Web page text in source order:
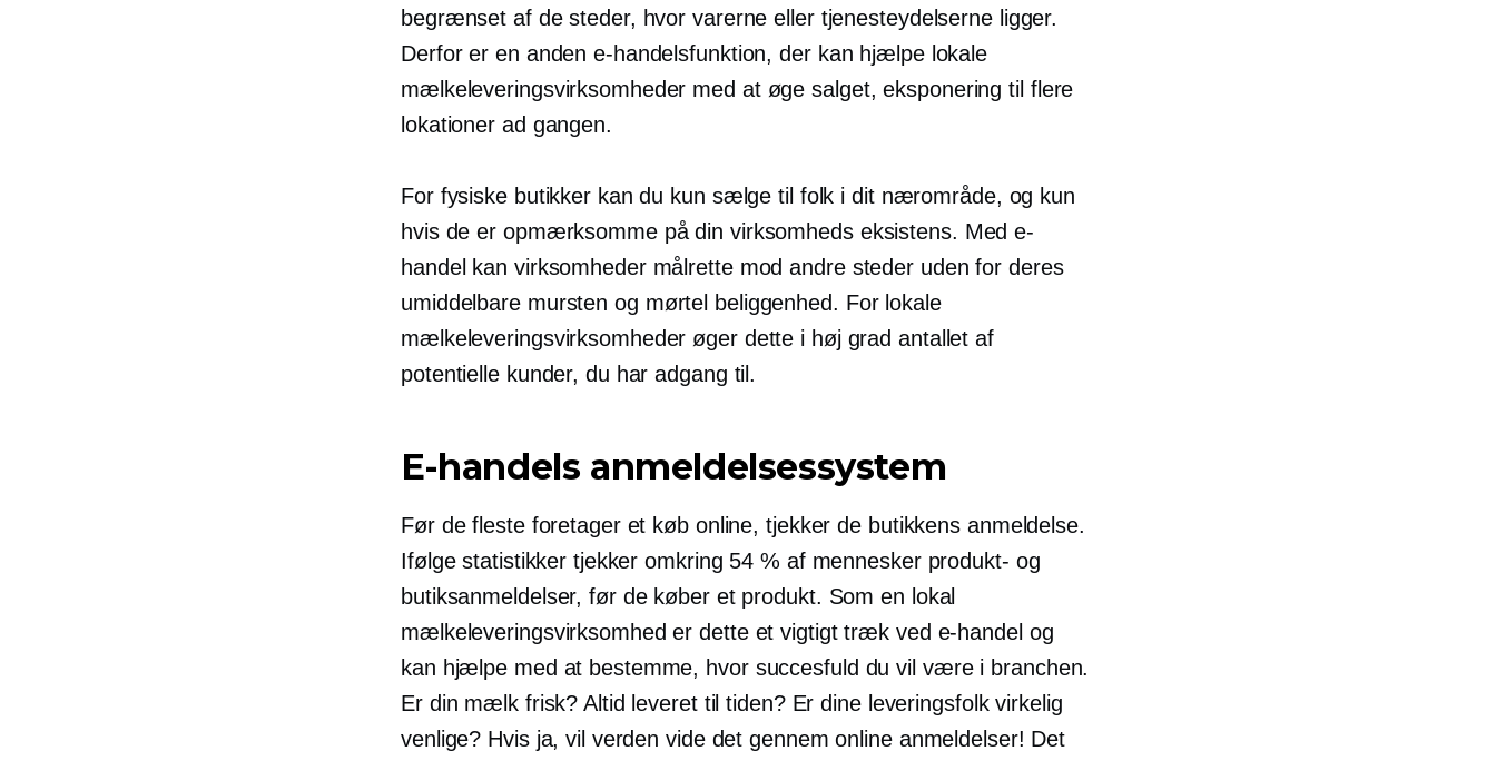
begrænset af de steder, hvor varerne eller tjenesteydelserne ligger.
Derfor er en anden e-handelsfunktion, der kan hjælpe lokale
mælkeleveringsvirksomheder med at øge salget, eksponering til flere
lokationer ad gangen.
For fysiske butikker kan du kun sælge til folk i dit nærområde, og kun
hvis de er opmærksomme på din virksomheds eksistens. Med e-
handel kan virksomheder målrette mod andre steder uden for deres
umiddelbare mursten og mørtel beliggenhed. For lokale
mælkeleveringsvirksomheder øger dette i høj grad antallet af
potentielle kunder, du har adgang til.
E-handels anmeldelsessystem
Før de fleste foretager et køb online, tjekker de butikkens anmeldelse.
Ifølge statistikker tjekker omkring 54 % af mennesker produkt- og
butiksanmeldelser, før de køber et produkt. Som en lokal
mælkeleveringsvirksomhed er dette et vigtigt træk ved e-handel og
kan hjælpe med at bestemme, hvor succesfuld du vil være i branchen.
Er din mælk frisk? Altid leveret til tiden? Er dine leveringsfolk virkelig
venlige? Hvis ja, vil verden vide det gennem online anmeldelser! Det